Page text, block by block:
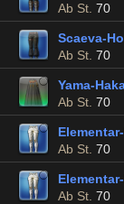
Ab St. 70
Scaeva-
Ab St. 70
Yama-
Ab St. 70
Ab St. 70
Ab St. 70